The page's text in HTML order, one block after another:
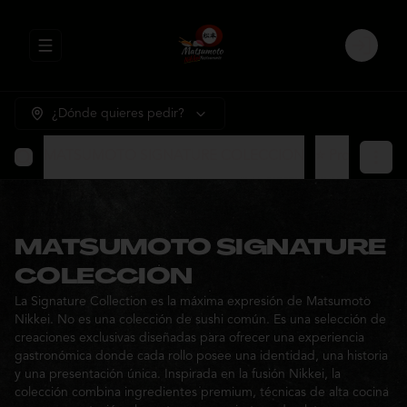
Abrir menu de navegación Login
¿Dónde quieres pedir?
MATSUMOTO SIGNATURE
COLECCION
La Signature Collection es la máxima expresión de Matsumoto
Nikkei. No es una colección de sushi común. Es una selección de
creaciones exclusivas diseñadas para ofrecer una experiencia
gastronómica donde cada rollo posee una identidad, una historia
y una presentación única. Inspirada en la fusión Nikkei, la
colección combina ingredientes premium, técnicas de alta cocina